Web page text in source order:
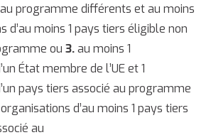
programme différents et au moins
d’au moins 1 pays tiers éligible non
ou 3.au moins 1
État membre de l’UE et 1
pays tiers associé au programme
d’au moins 1 pays tiers
au